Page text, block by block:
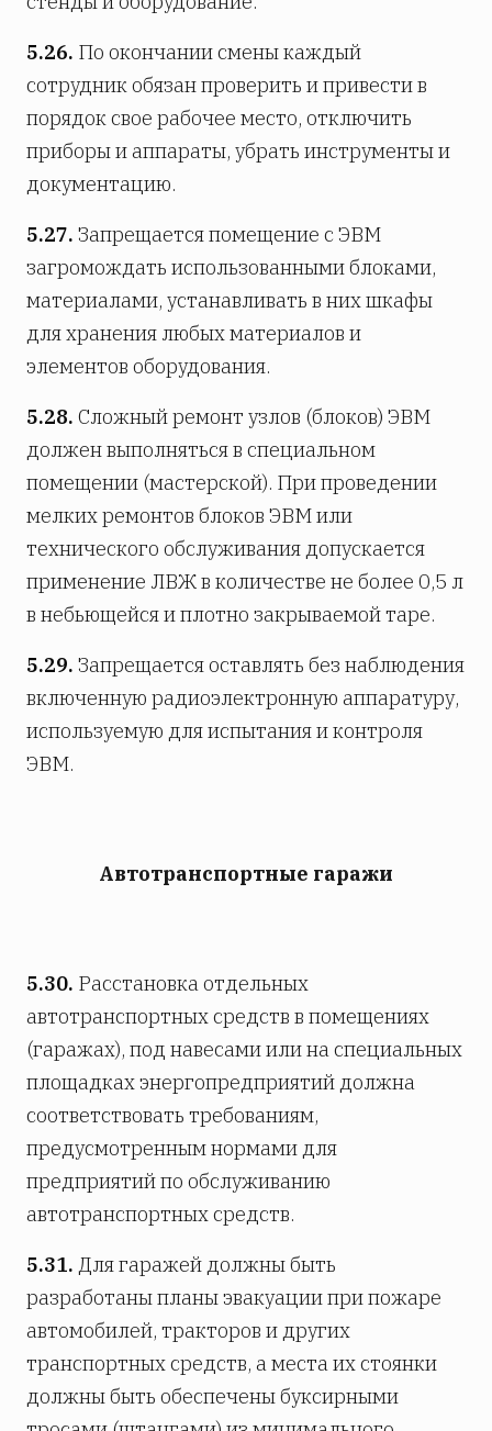
5.26. По окончании смены каждый
сотрудник обязан проверить и привести в
порядок свое рабочее место, отключить
приборы и аппараты, убрать инструменты и
документацию.
5.27. Запрещается помещение с ЭВМ
загромождать использованными блоками,
материалами, устанавливать в них шкафы
для хранения любых материалов и
элементов оборудования.
5.28. Сложный ремонт узлов (блоков) ЭВМ
должен выполняться в специальном
помещении (мастерской). При проведении
мелких ремонтов блоков ЭВМ или
технического обслуживания допускается
применение ЛВЖ в количестве не более 0,5 л
в небьющейся и плотно закрываемой таре.
5.29. Запрещается оставлять без наблюдения
включенную радиоэлектронную аппаратуру,
используемую для испытания и контроля
ЭВМ.
Автотранспортные гаражи
5.30. Расстановка отдельных
автотранспортных средств в помещениях
(гаражах), под навесами или на специальных
площадках энергопредприятий должна
соответствовать требованиям,
предусмотренным нормами для
предприятий по обслуживанию
автотранспортных средств.
5.31. Для гаражей должны быть
разработаны планы эвакуации при пожаре
автомобилей, тракторов и других
транспортных средств, а места их стоянки
должны быть обеспечены буксирными